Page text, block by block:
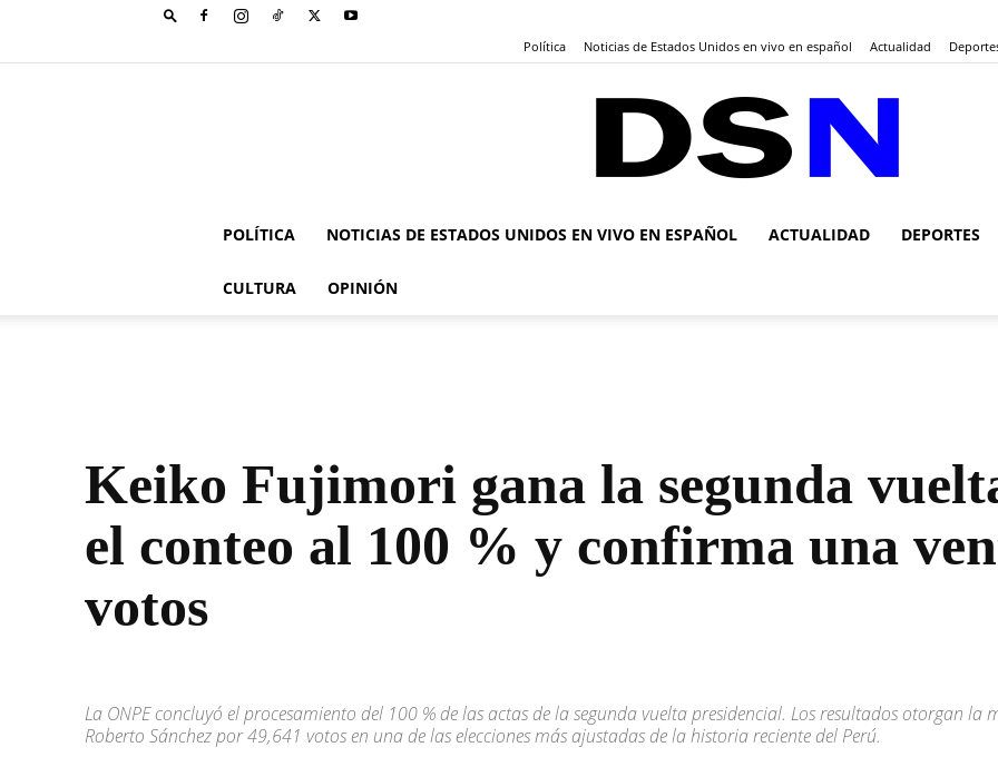
Política Noticias de Estados Unidos en vivo en español Actualidad
POLÍTICA NOTICIAS DE ESTADOS UNIDOS EN VIVO EN ESPAÑOL ACTUALIDAD DEPORTES
CULTURA OPINIÓN
Keiko Fujimori gana la segunda
el conteo al 100 % y confirma una
votos
La ONPE concluyó el procesamiento del 100 % de las actas de la segunda vuelta presidencial. Los resultados otorgan
Roberto Sánchez por 49,641 votos en una de las elecciones más ajustadas de la historia reciente del Perú.